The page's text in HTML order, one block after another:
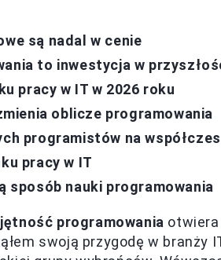
są nadal w cenie
to inwestycja w
pracy w IT w 2026 roku
oblicze programowania
programistów na
pracy w IT
sposób nauki programowania
programowania
swoją przygodę w branży